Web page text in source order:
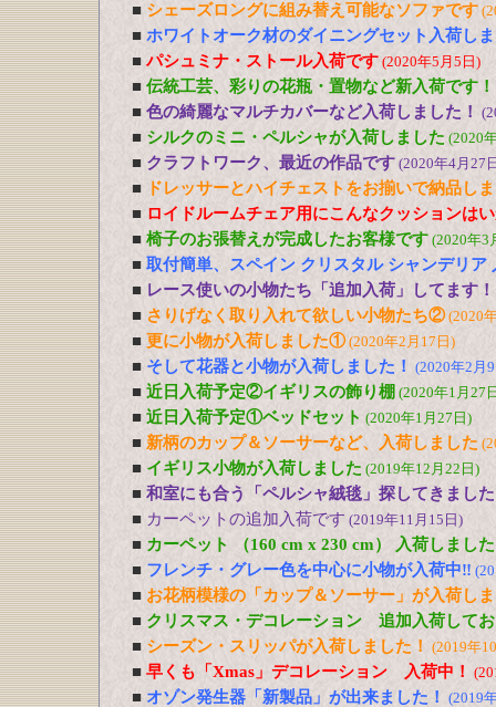
■ シェーズロングに組み替え可能なソファです
■ ホワイトオーク材のダイニングセット入荷し
■ パシュミナ・ストール入荷です (2020年5月5日)
■ 伝統工芸、彩りの花瓶・置物など新入荷です！
■ 色の綺麗なマルチカバーなど入荷しました！
■ シルクのミニ・ペルシャが入荷しました (2020
■ クラフトワーク、最近の作品です (2020年4月27
■
ドレッサーとハイチェストをお揃いで納品し
■ ロイドルームチェア用にこんなクッションは
■ 椅子のお張替えが完成したお客様です (2020年3
■ 取付簡単、スペイン クリスタル シャンデリア
■ レース使いの小物たち「追加入荷」してます！
■ さりげなく取り入れて欲しい小物たち②(2020
■ 更に小物が入荷しました①(2020年2月17日)
■ そして花器と小物が入荷しました！ (2020年2月
■ 近日入荷予定②イギリスの飾り棚 (2020年1月27
■ 近日入荷予定①ベッドセット (2020年1月27日)
■ 新柄のカップ＆ソーサーなど、入荷しました
■ イギリス小物が入荷しました (2019年12月22日)
■ 和室にも合う「ペルシャ絨毯」探してきまし
■ カーペットの追加入荷です (2019年11月15日)
■ カーペット （160 cm x 230 cm） 入荷しました
■ フレンチ・グレー色を中心に小物が入荷中‼
■ お花柄模様の「カップ＆ソーサー」が入荷し
■ クリスマス・デコレーション 追加入荷して
■ シーズン・スリッパが入荷しました！ (2019年
■ 早くも「Xmas」デコレーション 入荷中！
■ オゾン発生器「新製品」が出来ました！ (2019